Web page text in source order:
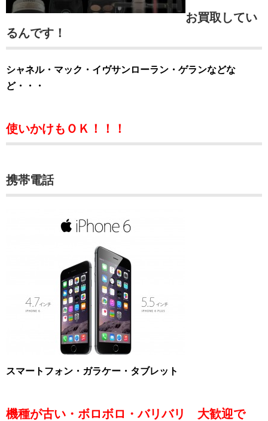
お買取してい
るんです！
シャネル・マック・イヴサンローラン・ゲランなどな
ど・・・
使いかけもＯＫ！！！
携帯電話
スマートフォン・ガラケー・タブレット
機種が古い・ボロボロ・バリバリ 大歓迎で